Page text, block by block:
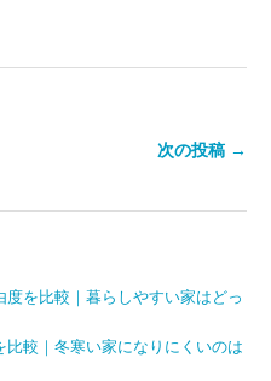
次の投稿 →
を比較｜暮らしやすい家はどっ
較｜冬寒い家になりにくいのは